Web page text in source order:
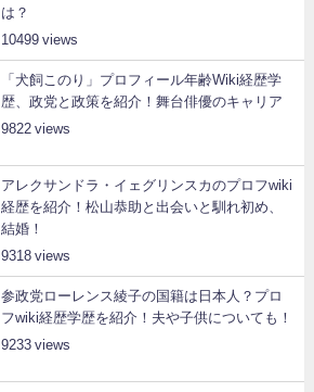
は？
10499
「犬飼このり」プロフィール年齢Wiki経歴学
歴、政党と政策を紹介！舞台俳優のキャリア
9822
アレクサンドラ・イェグリンスカのプロフwiki
経歴を紹介！松山恭助と出会いと馴れ初め、
結婚！
9318
参政党ローレンス綾子の国籍は日本人？プロ
フwiki経歴学歴を紹介！夫や子供についても！
9233